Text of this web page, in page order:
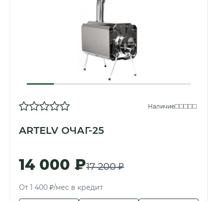
Наличие
ARTELV ОЧАГ-25
14 000 ₽17 200 ₽
От 1 400 ₽/мес в кредит